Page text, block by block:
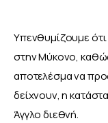
Υπενθυμίζουμε
στην Μύκονο,
αποτελέσμα να
δείχνουν, η
Άγγλο διεθνή.